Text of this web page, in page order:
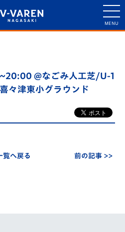
@なごみ人工芝/U-1
々津東小グラウンド
覧へ戻る 前の記事 >>